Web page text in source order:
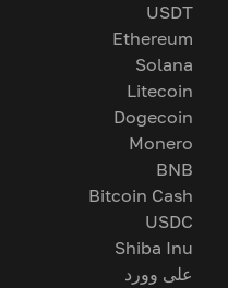
USDT
Ethereum
Solana
Litecoin
Dogecoin
Monero
BNB
Bitcoin Cash
USDC
Shiba Inu
على وورد